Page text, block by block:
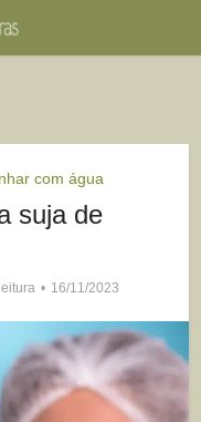
com água
suja de
16/11/2023